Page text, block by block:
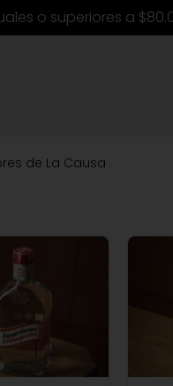
o superiores a
de La Causa